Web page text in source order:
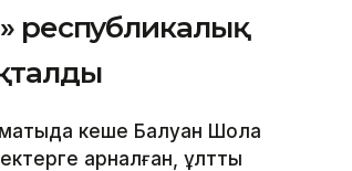
республикалық
кеше Балуан Шолақ
арналған, ұлттық